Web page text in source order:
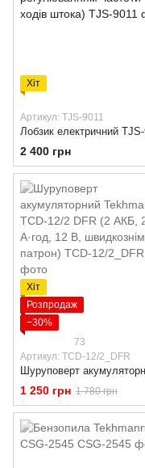
Хіт
Артикул: TJS-9011
2 400 грн
Хіт
Розпродаж
−30%
73
Артикул: TCD-12/2_DFR
1 250 грн 1 780 грн